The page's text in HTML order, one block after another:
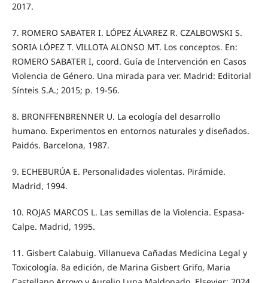
2017.
7. ROMERO SABATER I. LÓPEZ ÁLVAREZ R. CZALBOWSKI S.
SORIA LÓPEZ T. VILLOTA ALONSO MT. Los conceptos. En:
ROMERO SABATER I, coord. Guía de Intervención en Casos
Violencia de Género. Una mirada para ver. Madrid: Editorial
Sínteis S.A.; 2015; p. 19-56.
8. BRONFFENBRENNER U. La ecología del desarrollo
humano. Experimentos en entornos naturales y diseñados.
Paidós. Barcelona, 1987.
9. ECHEBURÚA E. Personalidades violentas. Pirámide.
Madrid, 1994.
10. ROJAS MARCOS L. Las semillas de la Violencia. Espasa-
Calpe. Madrid, 1995.
11. Gisbert Calabuig. Villanueva Cañadas Medicina Legal y
Toxicología. 8a edición, de Marina Gisbert Grifo, Maria